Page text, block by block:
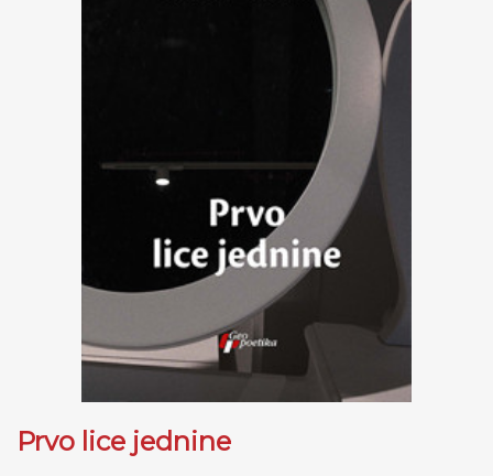
Prvo lice jednine